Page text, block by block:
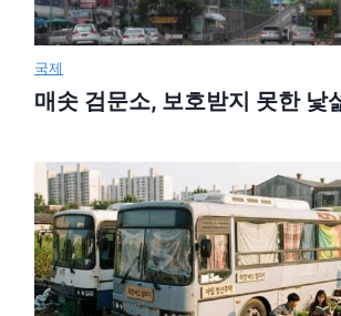
국제
매솟 검문소, 보호받지 못한 낯